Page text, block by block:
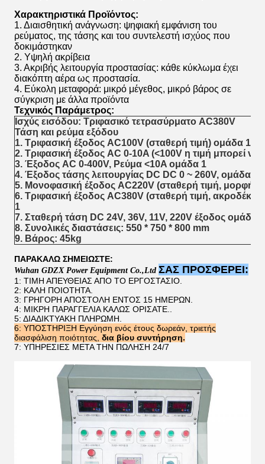
Χαρακτηριστικά Προϊόντος:
1. Διαισθητική ανάγνωση: ψηφιακή εμφάνιση του
ρεύματος, της τάσης και του συντελεστή ισχύος που
δοκιμάστηκαν
2. Υψηλή ακρίβεια
3. Ακριβής λειτουργία προστασίας: κάθε κύκλωμα έχει
διακόπτη αέρα ως προστασία.
4. Εύκολη μεταφορά: μικρό μέγεθος, μικρό βάρος σε
σύγκριση με άλλα προϊόντα
Τεχνικός Παράμετρος:
Ισχύς εισόδου: Τριφασικό τετρασύρματο AC380V
Τάση και ρεύμα εξόδου
1. Τριφασική έξοδος AC100V (σταθερή τιμή) ομάδα 1
2. Τριφασική έξοδος AC 0-10A (<100V η τιμή μπορεί να
3. Έξοδος AC 0-400V, Ρεύμα <10A ομάδα 1
4. Έξοδος τάσης λειτουργίας DC DC 0 ~ 260V, ομάδα 1
5. Μονοφασική έξοδος AC220V (σταθερή τιμή, μορφή
6. Τριφασική έξοδος AC380V (σταθερή τιμή,
1
7. Σταθερή τάση DC 24V, 36V, 11V, 220V έξοδος ομάδα 1
8. Συνολικές διαστάσεις: 550 * 750 * 800 mm
9. Βάρος: 45kg
ΠΑΡΑΚΑΛΩ ΣΗΜΕΙΩΣΤΕ:
Wuhan GDZX PowerEquipmentCo.,Ltd ΣΑΣ ΠΡΟΣΦΕΡΕΙ:
1: ΤΙΜΗ ΑΠΕΥΘΕΙΑΣ ΑΠΟ ΤΟ ΕΡΓΟΣΤΑΣΙΟ.
2: ΚΑΛΗ ΠΟΙΟΤΗΤΑ.
3: ΓΡΗΓΟΡΗ ΑΠΟΣΤΟΛΗ ΕΝΤΟΣ 15 ΗΜΕΡΩΝ.
4: ΜΙΚΡΗ ΠΑΡΑΓΓΕΛΙΑ ΚΑΛΩΣ ΟΡΙΣΑΤΕ..
5: ΔΙΑΔΙΚΤΥΑΚΗ ΠΛΗΡΩΜΗ.
6: ΥΠΟΣΤΗΡΙΞΗ Εγγύηση ενός έτους δωρεάν, τριετής
διασφάλιση ποιότητας, δια βίου συντήρηση.
7: ΥΠΗΡΕΣΙΕΣ ΜΕΤΑ ΤΗΝ ΠΩΛΗΣΗ 24/7